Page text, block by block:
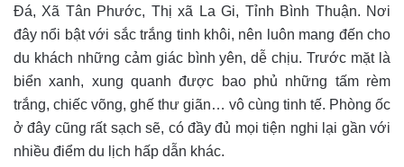
Đá, Xã Tân Phước, Thị xã La Gi, Tỉnh Bình Thuận. Nơi
đây nổi bật với sắc trắng tinh khôi, nên luôn mang đến cho
du khách những cảm giác bình yên, dễ chịu. Trước mặt là
biển xanh, xung quanh được bao phủ những tấm rèm
trắng, chiếc võng, ghế thư giãn… vô cùng tinh tế. Phòng ốc
ở đây cũng rất sạch sẽ, có đầy đủ mọi tiện nghi lại gần với
nhiều điểm du lịch hấp dẫn khác.